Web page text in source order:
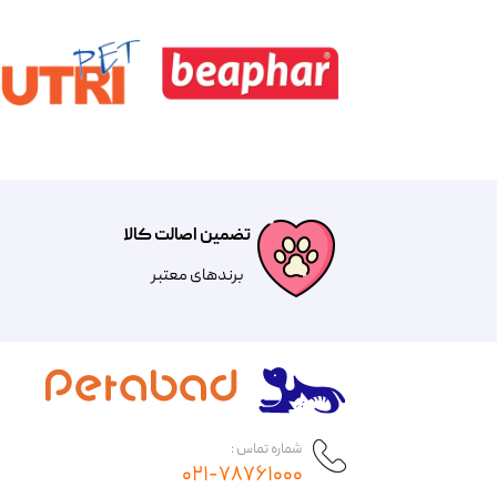
تضمین اصالت کالا
​​برندهای معتبر​​​​​​​
شماره تماس :
۰۲۱-۷۸۷۶۱۰۰۰